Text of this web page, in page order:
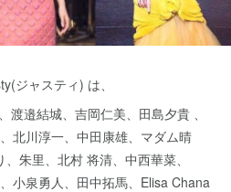
ジャスティ) は、
渡邉結城、吉岡仁美、田島夕貴 、
北川淳一、中田康雄、マダム晴
朱里、北村 将清、中西華菜、
小泉勇人、田中拓馬、Elisa Chana